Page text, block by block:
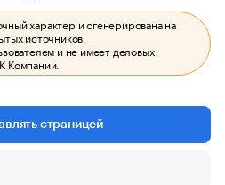
характер и сгенерирована на
источников.
и не имеет деловых
Компании.
страницей